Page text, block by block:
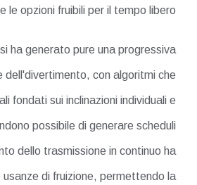
le opzioni fruibili per il tempo libero.
ha generato pure una progressiva
dell'divertimento, con algoritmi che
fondati sui inclinazioni individuali e
possibile di generare scheduli
dello trasmissione in continuo ha
di fruizione, permettendo la